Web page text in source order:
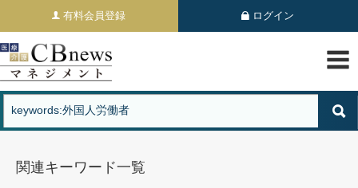
有料会員登録 ログイン
関連キーワード一覧